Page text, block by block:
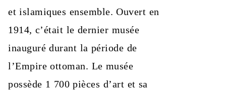
et islamiques ensemble. Ouvert en
1914, c’était le dernier musée
inauguré durant la période de
l’Empire ottoman. Le musée
possède 1 700 pièces d’art et sa